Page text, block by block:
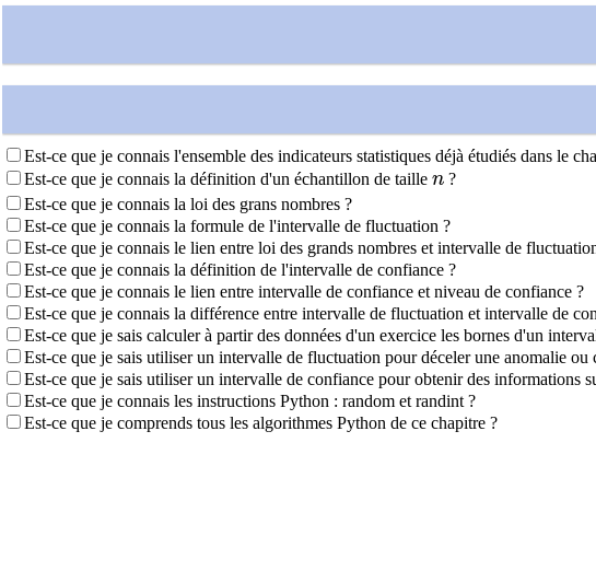
Est-ce que je connais l'ensemble des indicateurs statistiques déjà étudiés dans le
Est-ce que je connais la définition d'un échantillon de taille n
n ?
Est-ce que je connais la loi des grans nombres ?
Est-ce que je connais la formule de l'intervalle de fluctuation ?
Est-ce que je connais le lien entre loi des grands nombres et intervalle de
Est-ce que je connais la définition de l'intervalle de confiance ?
Est-ce que je connais le lien entre intervalle de confiance et niveau de confiance ?
Est-ce que je connais la différence entre intervalle de fluctuation et intervalle de
Est-ce que je sais calculer à partir des données d'un exercice les bornes d'un
Est-ce que je sais utiliser un intervalle de fluctuation pour déceler une anomalie
Est-ce que je sais utiliser un intervalle de confiance pour obtenir des informations
Est-ce que je connais les instructions Python : random et randint ?
Est-ce que je comprends tous les algorithmes Python de ce chapitre ?